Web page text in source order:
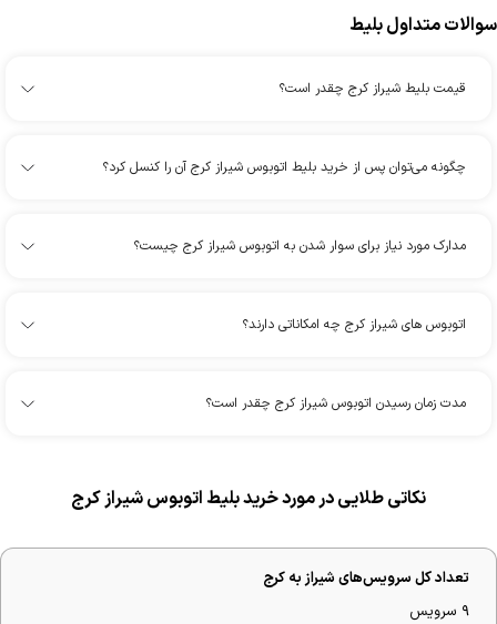
سوالات متداول بلیط
قیمت بلیط شیراز کرج چقدر است؟
چگونه می‌توان پس از خرید بلیط اتوبوس شیراز کرج آن را کنسل کرد؟
مدارک مورد نیاز برای سوار شدن به اتوبوس شیراز کرج چیست؟
اتوبوس های شیراز کرج چه امکاناتی دارند؟
مدت زمان رسیدن اتوبوس شیراز کرج چقدر است؟
نکاتی طلایی در مورد خرید بلیط اتوبوس شیراز کرج
تعداد کل سرویس‌های شیراز به کرج
۹ سرویس